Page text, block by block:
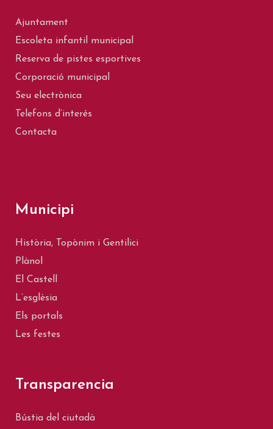
Ajuntament
Escoleta infantil municipal
Reserva de pistes esportives
Corporació municipal
Seu electrònica
Telefons d’interés
Contacta
Municipi
Història, Topònim i Gentilici
Plànol
El Castell
L’esglèsia
Els portals
Les festes
Transparencia
Bústia del ciutadà